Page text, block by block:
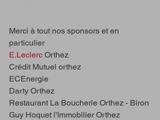
Merci à tout nos sponsors et en
particulier
E.Leclerc Orthez
Crédit Mutuel orthez
ECEnergie
Darty Orthez
Restaurant La Boucherie Orthez - Biron
Guy Hoquet l'Immobilier Orthez